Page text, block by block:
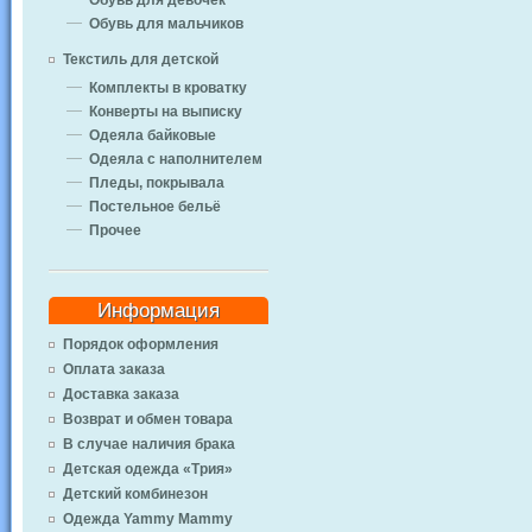
Обувь для мальчиков
Текстиль для детской
Комплекты в кроватку
Конверты на выписку
Одеяла байковые
Одеяла с наполнителем
Пледы, покрывала
Постельное бельё
Прочее
Информация
Порядок оформления
Оплата заказа
Доставка заказа
Возврат и обмен товара
В случае наличия брака
Детская одежда «Трия»
Детский комбинезон
Одежда Yammy Mammy